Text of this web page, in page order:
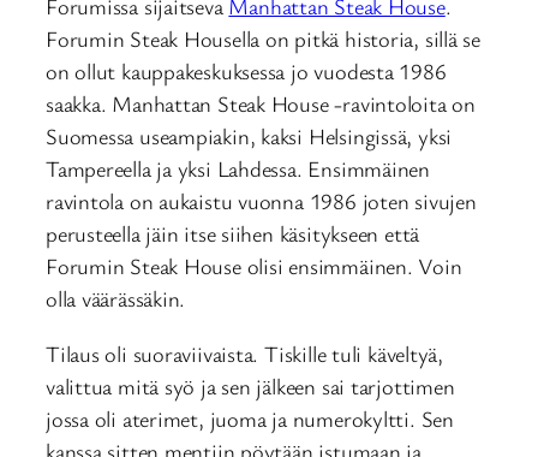
Forumissa sijaitseva Manhattan Steak House.
Forumin Steak Housella on pitkä historia, sillä se
on ollut kauppakeskuksessa jo vuodesta 1986
saakka. Manhattan Steak House -ravintoloita on
Suomessa useampiakin, kaksi Helsingissä, yksi
Tampereella ja yksi Lahdessa. Ensimmäinen
ravintola on aukaistu vuonna 1986 joten sivujen
perusteella jäin itse siihen käsitykseen että
Forumin Steak House olisi ensimmäinen. Voin
olla väärässäkin.
Tilaus oli suoraviivaista. Tiskille tuli käveltyä,
valittua mitä syö ja sen jälkeen sai tarjottimen
jossa oli aterimet, juoma ja numerokyltti. Sen
kanssa sitten mentiin pöytään istumaan ja